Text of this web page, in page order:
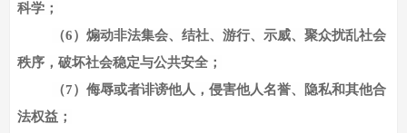
科学；
（6）煽动非法集会、结社、游行、示威、聚众扰乱社会
秩序，破坏社会稳定与公共安全；
（7）侮辱或者诽谤他人，侵害他人名誉、隐私和其他合
法权益；